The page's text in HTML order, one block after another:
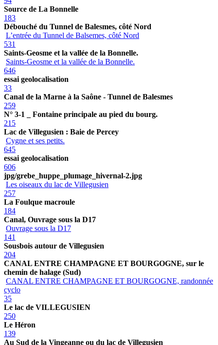
Source de La Bonnelle
183
Débouché du Tunnel de Balesmes, côté Nord
L’entrée du Tunnel de Balsemes, côté Nord
531
Saints-Geosme et la vallée de la Bonnelle.
Saints-Geosme et la vallée de la Bonnelle.
646
essai geolocalisation
33
Canal de la Marne à la Saône - Tunnel de Balesmes
259
N° 3-1 _ Fontaine principale au pied du bourg.
215
Lac de Villegusien : Baie de Percey
Cygne et ses petits.
645
essai geolocalisation
606
jpg/grebe_huppe_plumage_hivernal-2.jpg
Les oiseaux du lac de Villegusien
257
La Foulque macroule
184
Canal, Ouvrage sous la D17
Ouvrage sous la D17
141
Sousbois autour de Villegusien
204
CANAL ENTRE CHAMPAGNE ET BOURGOGNE, sur le
chemin de halage (Sud)
CANAL ENTRE CHAMPAGNE ET BOURGOGNE, randonnée
cyclo
35
Le lac de VILLEGUSIEN
250
Le Héron
139
Au Sud de la Vingeanne ou du lac de Villegusien